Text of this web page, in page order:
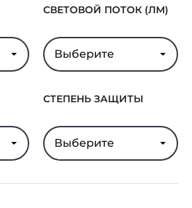
СВЕТОВОЙ ПОТОК (ЛМ)
Выберите
СТЕПЕНЬ ЗАЩИТЫ
Выберите